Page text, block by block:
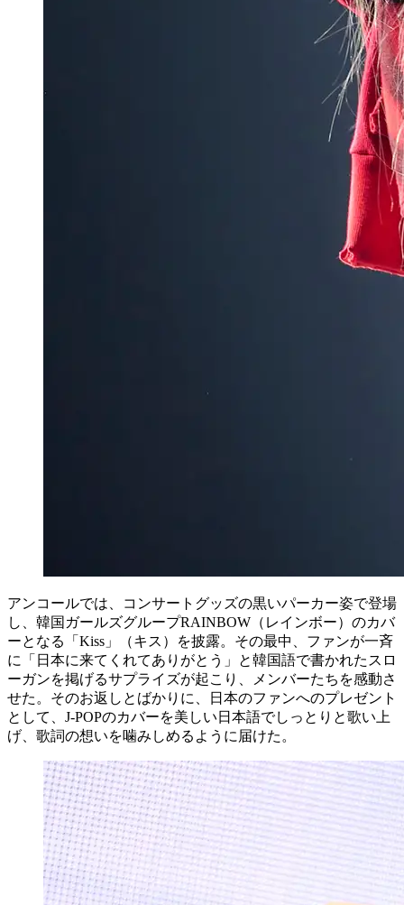
アンコールでは、コンサートグッズの黒いパーカー姿で登場
し、韓国ガールズグループRAINBOW（レインボー）のカバ
ーとなる「Kiss」（キス）を披露。その最中、ファンが一斉
に「日本に来てくれてありがとう」と韓国語で書かれたスロ
ーガンを掲げるサプライズが起こり、メンバーたちを感動さ
せた。そのお返しとばかりに、日本のファンへのプレゼント
として、J-POPのカバーを美しい日本語でしっとりと歌い上
げ、歌詞の想いを噛みしめるように届けた。